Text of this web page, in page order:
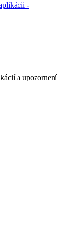
-
a upozornení